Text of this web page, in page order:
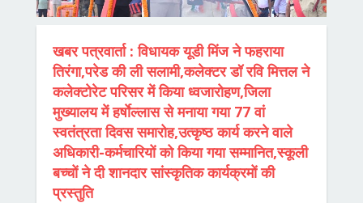
खबर पत्रवार्ता : विधायक यूडी मिंज ने फहराया
तिरंगा,परेड की ली सलामी,कलेक्टर डॉ रवि मित्तल ने
कलेक्टोरेट परिसर में किया ध्वजारोहण,जिला
मुख्यालय में हर्षाेल्लास से मनाया गया 77 वां
स्वतंत्रता दिवस समारोह,उत्कृष्ठ कार्य करने वाले
अधिकारी-कर्मचारियों को किया गया सम्मानित,स्कूली
बच्चों ने दी शानदार सांस्कृतिक कार्यक्रमों की
प्रस्तुति